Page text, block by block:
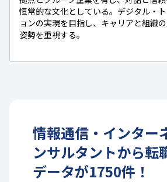
恒常的な文化としている。デジタル・
ョンの実現を目指し、キャリアと組織
姿勢を重視する。
情報通信・インター
ンサルタントから転
データが1750件！